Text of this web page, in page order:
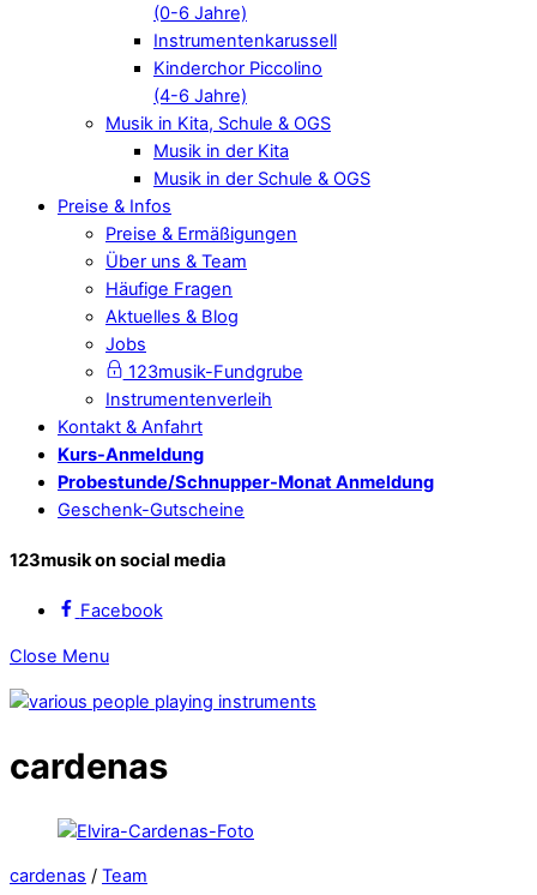
(0-6 Jahre)
Instrumentenkarussell
Kinderchor Piccolino
(4-6 Jahre)
Musik in Kita, Schule & OGS
Musik in der Kita
Musik in der Schule & OGS
Preise & Infos
Preise & Ermäßigungen
Über uns & Team
Häufige Fragen
Aktuelles & Blog
Jobs
123musik-Fundgrube
Instrumentenverleih
Kontakt & Anfahrt
Kurs-Anmeldung
Probestunde/Schnupper-Monat Anmeldung
Geschenk-Gutscheine
123musik on social media
Facebook
Close Menu
cardenas
cardenas / Team